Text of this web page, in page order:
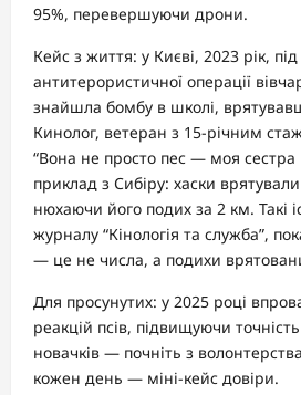
95%, перевершуючи дрони.
Кейс з життя: у Києві, 2023 рік, під
антитерористичної операції
знайшла бомбу в школі,
Кинолог, ветеран з 15-річним
“Вона не просто пес — моя
приклад з Сибіру: хаски врятували
нюхаючи його подих за 2 км. Такі
журналу “Кінологія та служба”,
— це не числа, а подихи
Для просунутих: у 2025 році
реакцій псів, підвищуючи
новачків — почніть з
кожен день — міні-кейс довіри.